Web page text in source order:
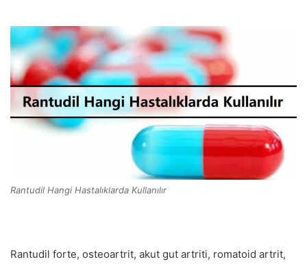
Rantudil Hangi Hastalıklarda Kullanılır
Rantudil forte, osteoartrit, akut gut artriti, romatoid artrit,